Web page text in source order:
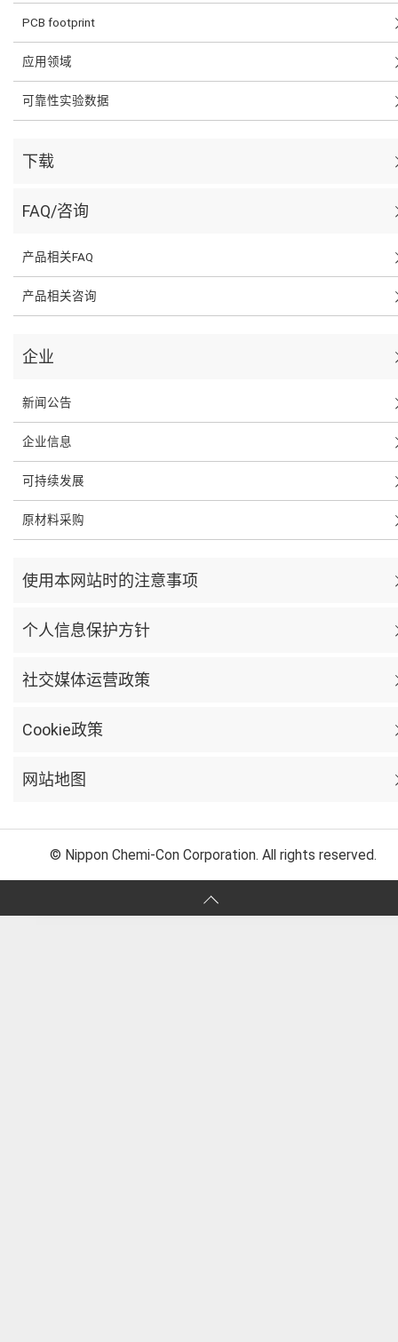
PCB footprint
应用领域
可靠性实验数据
下载
FAQ/咨询
产品相关FAQ
产品相关咨询
企业
新闻公告
企业信息
可持续发展
原材料采购
使用本网站时的注意事项
个人信息保护方针
社交媒体运营政策
Cookie政策
网站地图
© Nippon Chemi-Con Corporation. All rights reserved.